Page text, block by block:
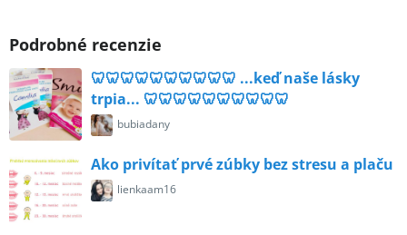
Podrobné recenzie
🦷🦷🦷🦷🦷🦷🦷🦷🦷🦷 ...keď naše lásky
trpia... 🦷🦷🦷🦷🦷🦷🦷🦷🦷🦷
bubiadany
Ako privítať prvé zúbky bez stresu a plaču
lienkaam16